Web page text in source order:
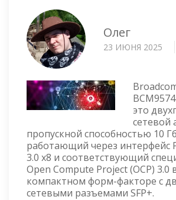
Олег
23 ИЮНЯ 2025
это
сетевой
пропускной способностью 10
работающий через интерфейс
3.0 x8 и соответствующий
Open Compute Project (OCP) 3.0
компактном форм-факторе с
сетевыми разъемами SFP+.